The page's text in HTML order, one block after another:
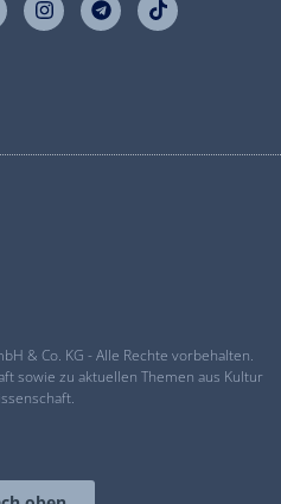
& Co. KG - Alle Rechte vorbehalten.
sowie zu aktuellen Themen aus Kultur